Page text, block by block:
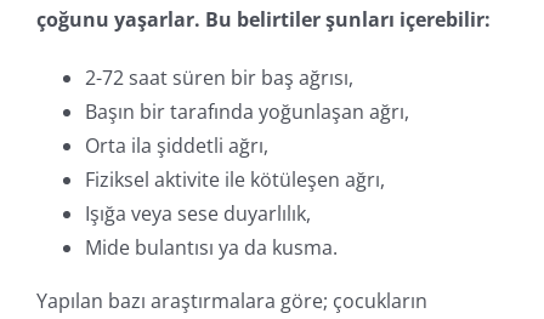
çoğunu yaşarlar. Bu belirtiler şunları içerebilir:
2-72 saat süren bir baş ağrısı,
Başın bir tarafında yoğunlaşan ağrı,
Orta ila şiddetli ağrı,
Fiziksel aktivite ile kötüleşen ağrı,
Işığa veya sese duyarlılık,
Mide bulantısı ya da kusma.
Yapılan bazı araştırmalara göre; çocukların